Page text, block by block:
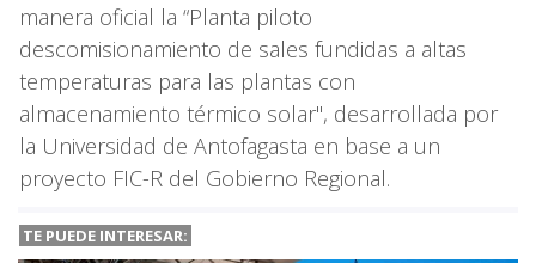
manera oficial la “Planta piloto
descomisionamiento de sales fundidas a altas
temperaturas para las plantas con
almacenamiento térmico solar", desarrollada por
la Universidad de Antofagasta en base a un
proyecto FIC-R del Gobierno Regional.
TE PUEDE INTERESAR: